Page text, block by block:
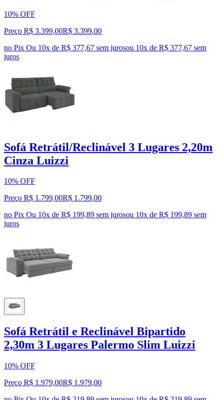
10% OFF
Preço R$ 3.399,00R$ 3.399,00
no Pix Ou 10x de R$ 377,67 sem jurosou 10x de R$ 377,67 sem
juros
Sofá Retrátil/Reclinável 3 Lugares 2,20m
Cinza Luizzi
10% OFF
Preço R$ 1.799,00R$ 1.799,00
no Pix Ou 10x de R$ 199,89 sem jurosou 10x de R$ 199,89 sem
juros
Sofá Retrátil e Reclinável Bipartido
2,30m 3 Lugares Palermo Slim Luizzi
10% OFF
Preço R$ 1.979,00R$ 1.979,00